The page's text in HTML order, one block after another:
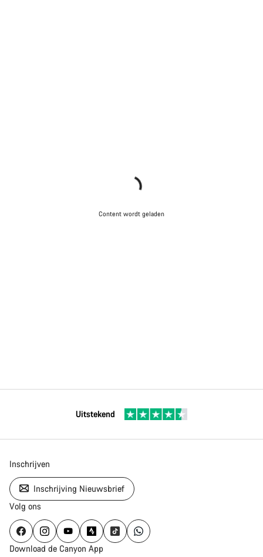
Content wordt geladen
Uitstekend
Inschrijven
Inschrijving Nieuwsbrief
Volg ons
Download de Canyon App